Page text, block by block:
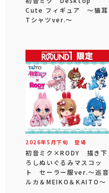
Cute フィギュア ～猫耳
Tシャツver.～
2026年5 月下旬 登場
初音ミク×RODY 描き下
ろしぬいぐるみマスコッ
ト セーラー服ver.～巡音
ルカ＆MEIKO＆KAITO～